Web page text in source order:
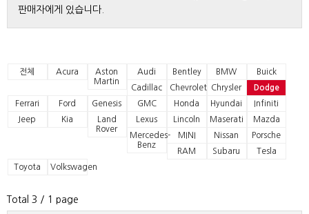
판매자에게 있습니다.
전체 Acura
Aston
Martin
Audi Bentley BMW
Buick
Cadillac
Chevrolet Chrysler
Dodge
Ferrari
Ford Genesis GMC Honda Hyundai
Infiniti
Jeep
Kia
Land
Rover
Lexus Lincoln Maserati
Mazda
Mercedes-
Benz
MINI Nissan
Porsche
RAM
Subaru
Tesla
Toyota
Volkswagen
Total 3 / 1 page